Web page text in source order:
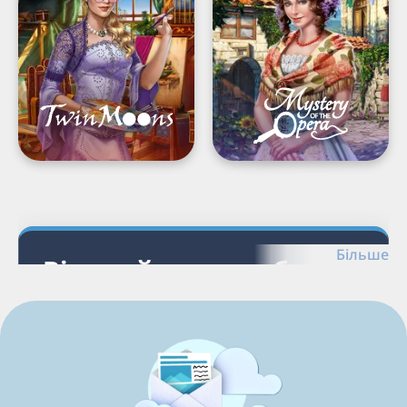
Game
The
Phantom's
Secret
Page
Більше
Відкрийте для себе ігри
G5
Відкрийте для себе ігри з пошуком
предметів, пов’язані теми та платформи.
Пов’язані категорії